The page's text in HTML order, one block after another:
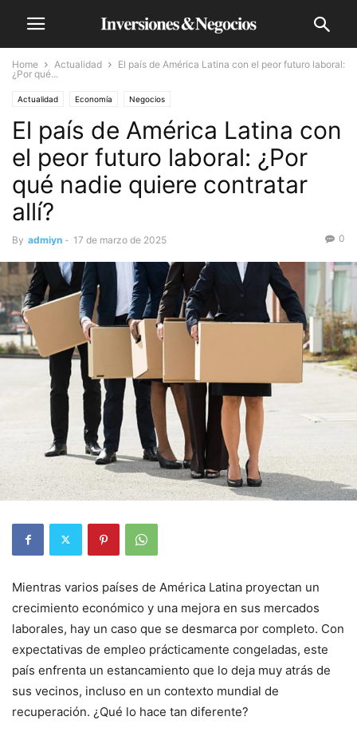
Home Actualidad
El país de América Latina con el peor futuro laboral:
¿Por qué...
Actualidad Economía Negocios
El país de América Latina con
el peor futuro laboral: ¿Por
qué nadie quiere contratar
allí?
By admiyn - 17 de marzo de 2025 0
Mientras varios países de América Latina proyectan un
crecimiento económico y una mejora en sus mercados
laborales, hay un caso que se desmarca por completo. Con
expectativas de empleo prácticamente congeladas, este
país enfrenta un estancamiento que lo deja muy atrás de
sus vecinos, incluso en un contexto mundial de
recuperación. ¿Qué lo hace tan diferente?